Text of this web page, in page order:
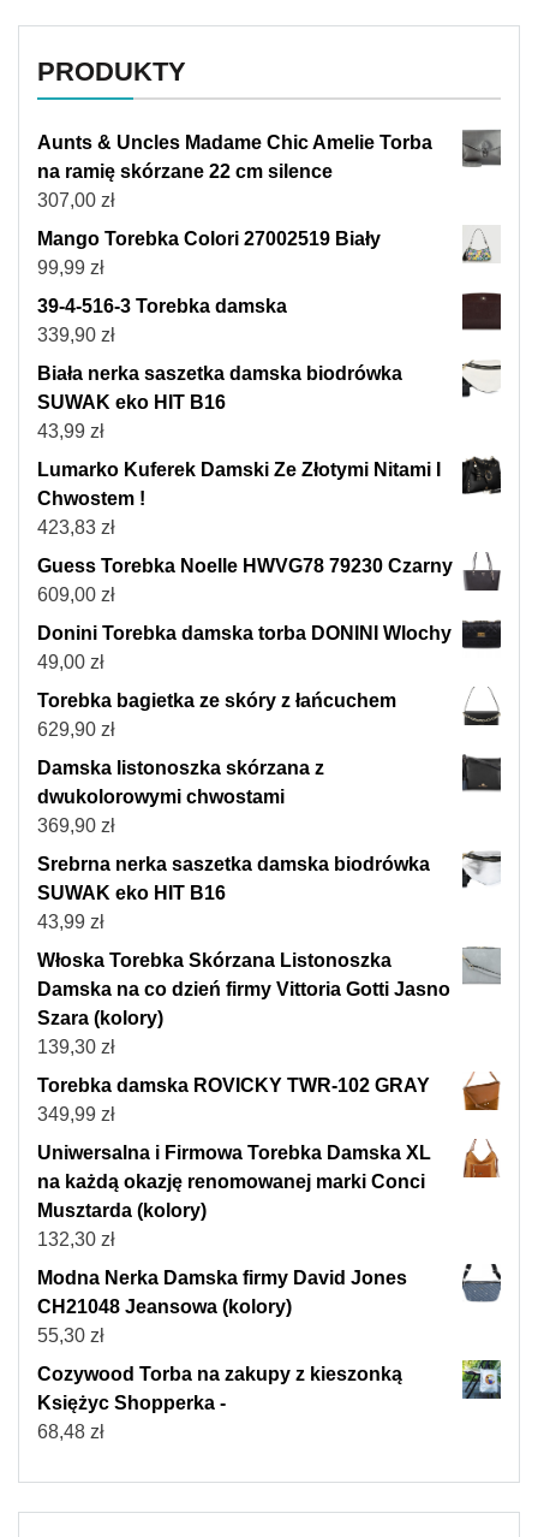
PRODUKTY
Aunts & Uncles Madame Chic Amelie Torba
na ramię skórzane 22 cm silence
307,00 zł
Mango Torebka Colori 27002519 Biały
99,99 zł
39-4-516-3 Torebka damska
339,90 zł
Biała nerka saszetka damska biodrówka
SUWAK eko HIT B16
43,99 zł
Lumarko Kuferek Damski Ze Złotymi Nitami I
Chwostem !
423,83 zł
Guess Torebka Noelle HWVG78 79230 Czarny
609,00 zł
Donini Torebka damska torba DONINI Wlochy
49,00 zł
Torebka bagietka ze skóry z łańcuchem
629,90 zł
Damska listonoszka skórzana z
dwukolorowymi chwostami
369,90 zł
Srebrna nerka saszetka damska biodrówka
SUWAK eko HIT B16
43,99 zł
Włoska Torebka Skórzana Listonoszka
Damska na co dzień firmy Vittoria Gotti Jasno
Szara (kolory)
139,30 zł
Torebka damska ROVICKY TWR-102 GRAY
349,99 zł
Uniwersalna i Firmowa Torebka Damska XL
na każdą okazję renomowanej marki Conci
Musztarda (kolory)
132,30 zł
Modna Nerka Damska firmy David Jones
CH21048 Jeansowa (kolory)
55,30 zł
Cozywood Torba na zakupy z kieszonką
Księżyc Shopperka -
68,48 zł